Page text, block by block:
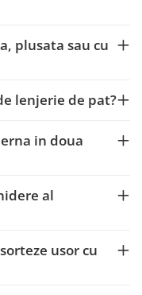
plusata sau cu
lenjerie de pat?
in doua
al
usor cu